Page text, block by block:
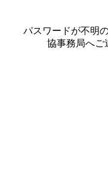
パスワードが不明
協事務局へご